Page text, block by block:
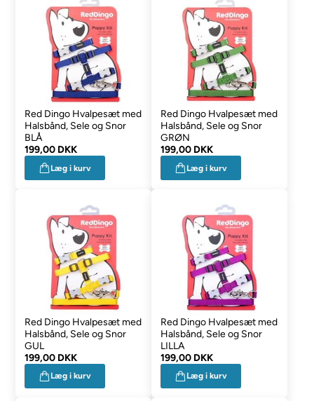
Red Dingo Hvalpesæt med
Halsbånd, Sele og Snor
BLÅ
199,00 DKK
Læg i kurv
Red Dingo Hvalpesæt med
Halsbånd, Sele og Snor
GRØN
199,00 DKK
Læg i kurv
Red Dingo Hvalpesæt med
Halsbånd, Sele og Snor
GUL
199,00 DKK
Læg i kurv
Red Dingo Hvalpesæt med
Halsbånd, Sele og Snor
LILLA
199,00 DKK
Læg i kurv